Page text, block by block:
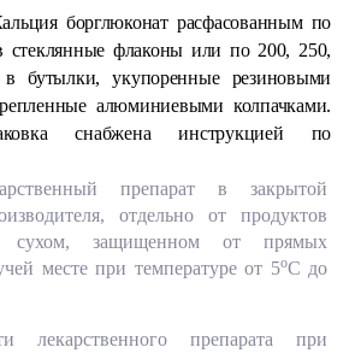
борглюконат расфасованным по
стеклянные флаконы или по 200, 250,
бутылки, укупоренные резиновыми
алюминиевыми колпачками.
снабжена инструкцией по
препарат в закрытой
отдельно от продуктов
сухом, защищенном от прямых
месте при температуре от 5оС до
лекарственного препарата при